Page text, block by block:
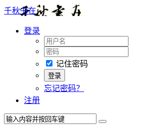
千秋书在
登录
记住密码
忘记密码？
注册